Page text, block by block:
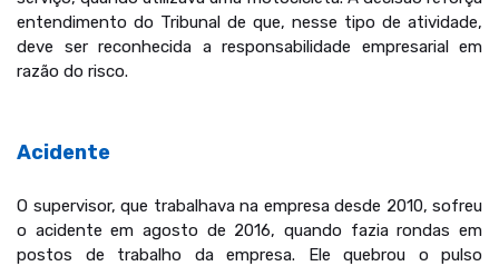
entendimento do Tribunal de que, nesse tipo de atividade,
deve ser reconhecida a responsabilidade empresarial em
razão do risco.
Acidente
O supervisor, que trabalhava na empresa desde 2010, sofreu
o acidente em agosto de 2016, quando fazia rondas em
postos de trabalho da empresa. Ele quebrou o pulso